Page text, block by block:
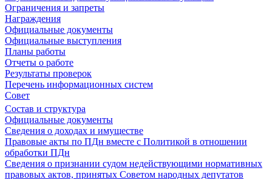
Ограничения и запреты
Награждения
Официальные документы
Официальные выступления
Планы работы
Отчеты о работе
Результаты проверок
Перечень информационных систем
Совет
Состав и структура
Официальные документы
Сведения о доходах и имуществе
Правовые акты по ПДн вместе с Политикой в отношении
обработки ПДн
Сведения о признании судом недействующими нормативных
правовых актов, принятых Советом народных депутатов